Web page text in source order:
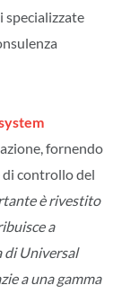
specializzate
fornendo
di controllo del
è rivestito
a
di Universal
a una gamma